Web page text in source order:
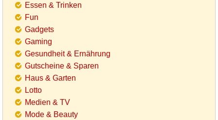
Essen & Trinken
Fun
Gadgets
Gaming
Gesundheit & Ernährung
Gutscheine & Sparen
Haus & Garten
Lotto
Medien & TV
Mode & Beauty